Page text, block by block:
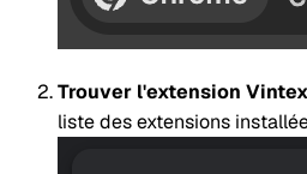
Trouver l'extension Vintex
liste des extensions